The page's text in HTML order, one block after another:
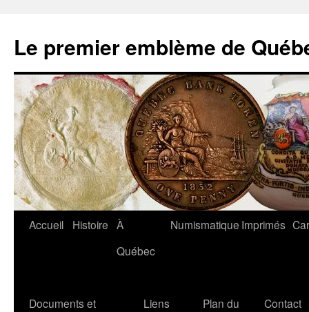
contenu
Le premier emblème de
Accueil Histoire À
Québec
Numismatique Imprimés
Documents et
Liens
Plan du
Contact